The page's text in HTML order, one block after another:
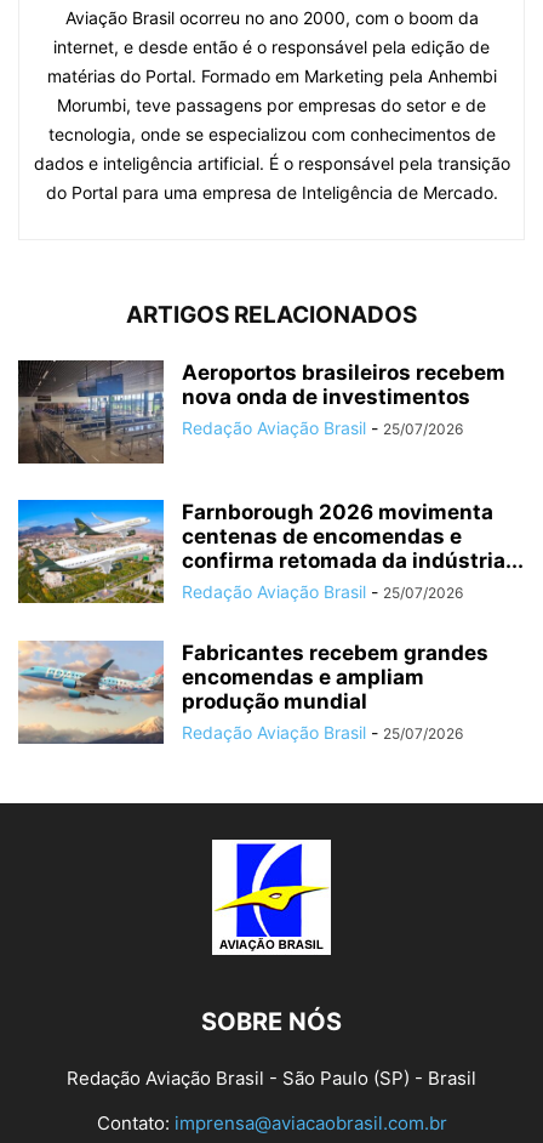
Aviação Brasil ocorreu no ano 2000, com o boom da
internet, e desde então é o responsável pela edição de
matérias do Portal. Formado em Marketing pela Anhembi
Morumbi, teve passagens por empresas do setor e de
tecnologia, onde se especializou com conhecimentos de
dados e inteligência artificial. É o responsável pela transição
do Portal para uma empresa de Inteligência de Mercado.
ARTIGOS RELACIONADOS
Aeroportos brasileiros recebem
nova onda de investimentos
Redação Aviação Brasil - 25/07/2026
Farnborough 2026 movimenta
centenas de encomendas e
confirma retomada da indústria...
Redação Aviação Brasil - 25/07/2026
Fabricantes recebem grandes
encomendas e ampliam
produção mundial
Redação Aviação Brasil - 25/07/2026
SOBRE NÓS
Redação Aviação Brasil - São Paulo (SP) - Brasil
Contato: imprensa@aviacaobrasil.com.br